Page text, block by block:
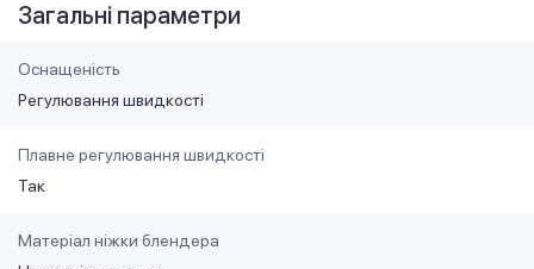
Загальні параметри
Оснащеність
Регулювання швидкості
Плавне регулювання швидкості
Так
Матеріал ніжки блендера